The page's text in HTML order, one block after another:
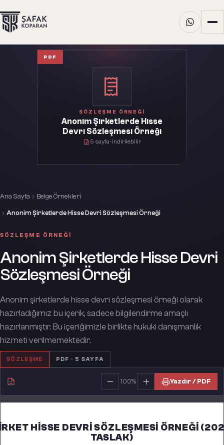
Ana Sayfa Belge Örnekleri
Anonim Şirketlerde Hisse Devri Sözleşmesi Örneği
SÖZLEŞME ÖRNEĞI
Anonim Şirketlerde Hisse Devri
Sözleşmesi Örneği
Anonim şirketlerde hisse devri sözleşmesi örneği olarak
hazırladığımız bu içerik, sadece bilgilendirme amaçlı
hazırlanmıştır. Bu içeriğimizle birlikte hukuki danışmanlık
hizmeti verilmemektedir.
SÖZLEŞME PDF · 5 SAYFA
PDF
SÖZLEŞME ÖRNEĞI
Anonim Şirketlerde Hisse
Devri Sözleşmesi Örneği
5 sayfa · indirilebilir
100% Yazdır / PDF
HISSE DEVRI SÖZLEŞMESI ÖRNEĞI
TASLAK)